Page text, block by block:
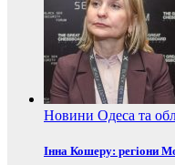
Новини Одеса та
Інна Кошеру: регіони